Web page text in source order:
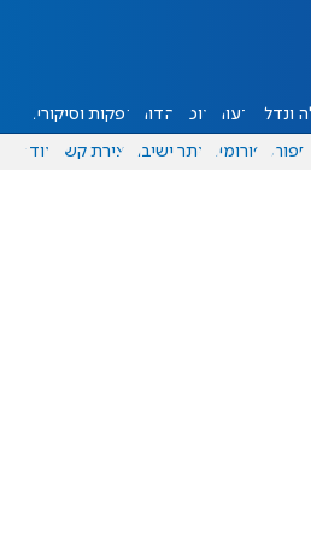
ונדל"ן דעות אוכל יהדות הפקות וסיקורים
ספורט פורומים אתר ישיבה יצירת קשר עוד